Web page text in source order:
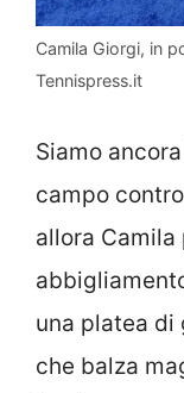
Camila Giorgi, in
Tennispress.it
Siamo
campo
allora
una platea di
che balza